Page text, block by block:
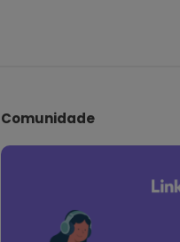
Comunidade